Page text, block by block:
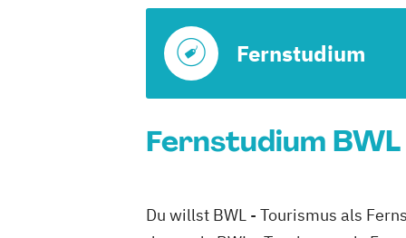
Fernstudium
Fernstudium
Du willst BWL - Tourismus als